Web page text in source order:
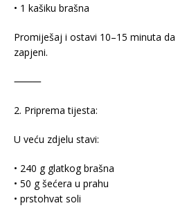
• 1 kašiku brašna
Promiješaj i ostavi 10–15 minuta da
zapjeni.
⸻
2. Priprema tijesta:
U veću zdjelu stavi:
• 240 g glatkog brašna
• 50 g šećera u prahu
• prstohvat soli